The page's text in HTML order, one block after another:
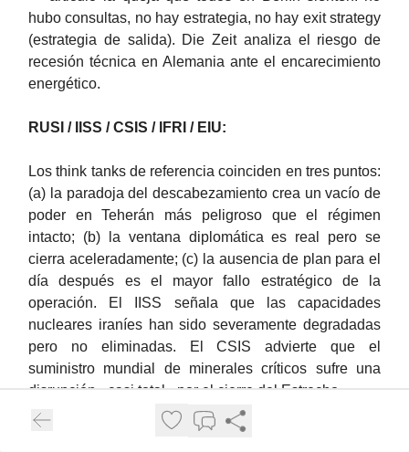
hubo consultas, no hay estrategia, no hay exit strategy
(estrategia de salida). Die Zeit analiza el riesgo de
recesión técnica en Alemania ante el encarecimiento
energético.
RUSI / IISS / CSIS / IFRI / EIU:
Los think tanks de referencia coinciden en tres puntos:
(a) la paradoja del descabezamiento crea un vacío de
poder en Teherán más peligroso que el régimen
intacto; (b) la ventana diplomática es real pero se
cierra aceleradamente; (c) la ausencia de plan para el
día después es el mayor fallo estratégico de la
operación. El IISS señala que las capacidades
nucleares iraníes han sido severamente degradadas
pero no eliminadas. El CSIS advierte que el
suministro mundial de minerales críticos sufre una
disrupción «casi total» por el cierre del Estrecho.
Medios paquistaníes / Daily Jang / Pakistan Times: